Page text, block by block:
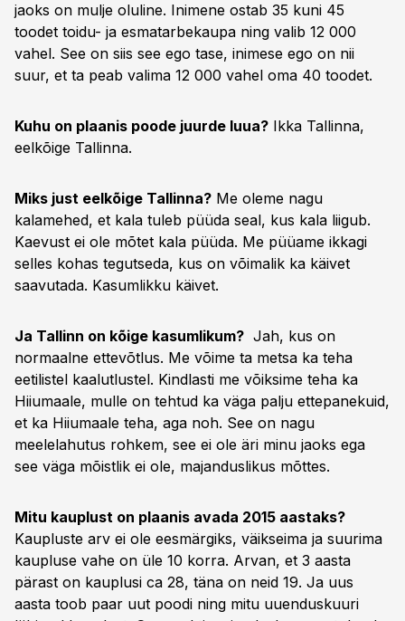
jaoks on mulje oluline. Inimene ostab 35 kuni 45
toodet toidu- ja esmatarbekaupa ning valib 12 000
vahel. See on siis see ego tase, inimese ego on nii
suur, et ta peab valima 12 000 vahel oma 40 toodet.
Kuhu on plaanis poode juurde luua? Ikka Tallinna,
eelkõige Tallinna.
Miks just eelkõige Tallinna? Me oleme nagu
kalamehed, et kala tuleb püüda seal, kus kala liigub.
Kaevust ei ole mõtet kala püüda. Me püüame ikkagi
selles kohas tegutseda, kus on võimalik ka käivet
saavutada. Kasumlikku käivet.
Ja Tallinn on kõige kasumlikum? Jah, kus on
normaalne ettevõtlus. Me võime ta metsa ka teha
eetilistel kaalutlustel. Kindlasti me võiksime teha ka
Hiiumaale, mulle on tehtud ka väga palju ettepanekuid,
et ka Hiiumaale teha, aga noh. See on nagu
meelelahutus rohkem, see ei ole äri minu jaoks ega
see väga mõistlik ei ole, majanduslikus mõttes.
Mitu kauplust on plaanis avada 2015 aastaks?
Kaupluste arv ei ole eesmärgiks, väikseima ja suurima
kaupluse vahe on üle 10 korra. Arvan, et 3 aasta
pärast on kauplusi ca 28, täna on neid 19. Ja uus
aasta toob paar uut poodi ning mitu uuenduskuuri